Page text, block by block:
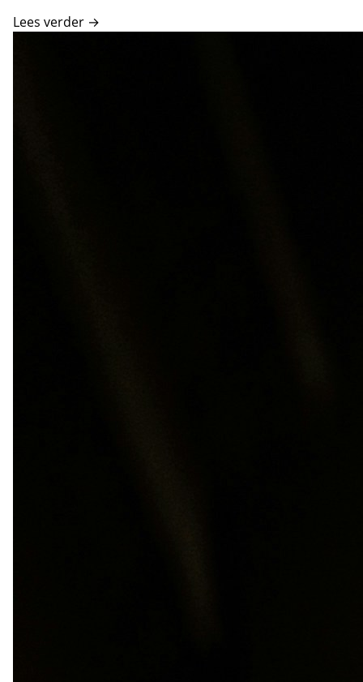
Lees verder →